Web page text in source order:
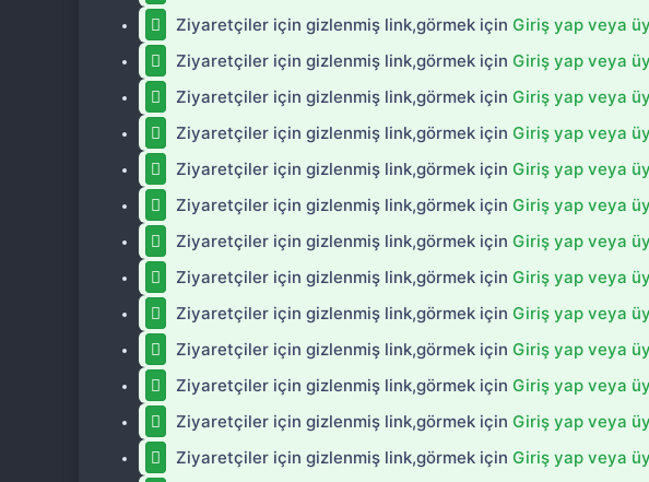
Ziyaretçiler için gizlenmiş link,görmek için Giriş yap veya
Ziyaretçiler için gizlenmiş link,görmek için Giriş yap veya
Ziyaretçiler için gizlenmiş link,görmek için Giriş yap veya
Ziyaretçiler için gizlenmiş link,görmek için Giriş yap veya
Ziyaretçiler için gizlenmiş link,görmek için Giriş yap veya
Ziyaretçiler için gizlenmiş link,görmek için Giriş yap veya
Ziyaretçiler için gizlenmiş link,görmek için Giriş yap veya
Ziyaretçiler için gizlenmiş link,görmek için Giriş yap veya
Ziyaretçiler için gizlenmiş link,görmek için Giriş yap veya
Ziyaretçiler için gizlenmiş link,görmek için Giriş yap veya
Ziyaretçiler için gizlenmiş link,görmek için Giriş yap veya
Ziyaretçiler için gizlenmiş link,görmek için Giriş yap veya
Ziyaretçiler için gizlenmiş link,görmek için Giriş yap veya